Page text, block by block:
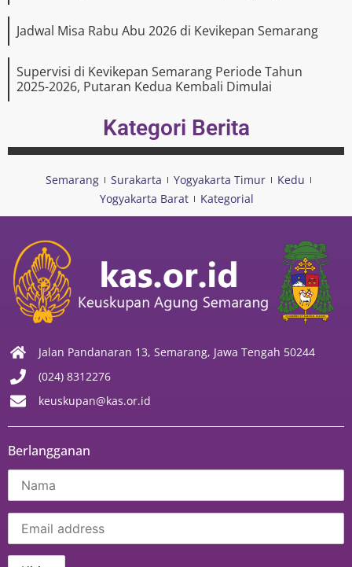
Jadwal Misa Rabu Abu 2026 di Kevikepan Semarang
Supervisi di Kevikepan Semarang Periode Tahun
2025-2026, Putaran Kedua Kembali Dimulai
Kategori Berita
Semarang Surakarta Yogyakarta Timur
Kedu
Yogyakarta Barat
Kategorial
Jalan Pandanaran 13, Semarang, Jawa Tengah 50244
(024) 8312276
keuskupan@kas.or.id
Berlangganan